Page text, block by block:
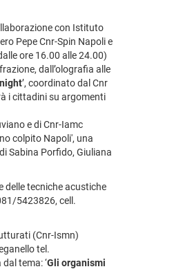
con Istituto
Pepe Cnr-Spin Napoli e
ore 16.00 alle 24.00)
dall’olografia alle
’, coordinato dal Cnr
i cittadini su argomenti
e di Cnr-Iamc
colpito Napoli', una
Sabina Porfido, Giuliana
delle tecniche acustiche
5423826, cell.
(Cnr-Ismn)
tel.
tema: ‘Gli organismi